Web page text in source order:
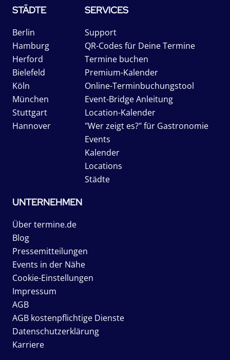
STÄDTE
Berlin
Hamburg
Herford
Bielefeld
Köln
München
Stuttgart
Hannover
SERVICES
Support
QR-Codes für Deine Termine
Termine buchen
Premium-Kalender
Online-Terminbuchungstool
Event-Bridge Anleitung
Location-Kalender
"Wer zeigt es?" für Gastronomie
Events
Kalender
Locations
Städte
UNTERNEHMEN
Über termine.de
Blog
Pressemitteilungen
Events in der Nähe
Cookie-Einstellungen
Impressum
AGB
AGB kostenpflichtige Dienste
Datenschutzerklärung
Karriere